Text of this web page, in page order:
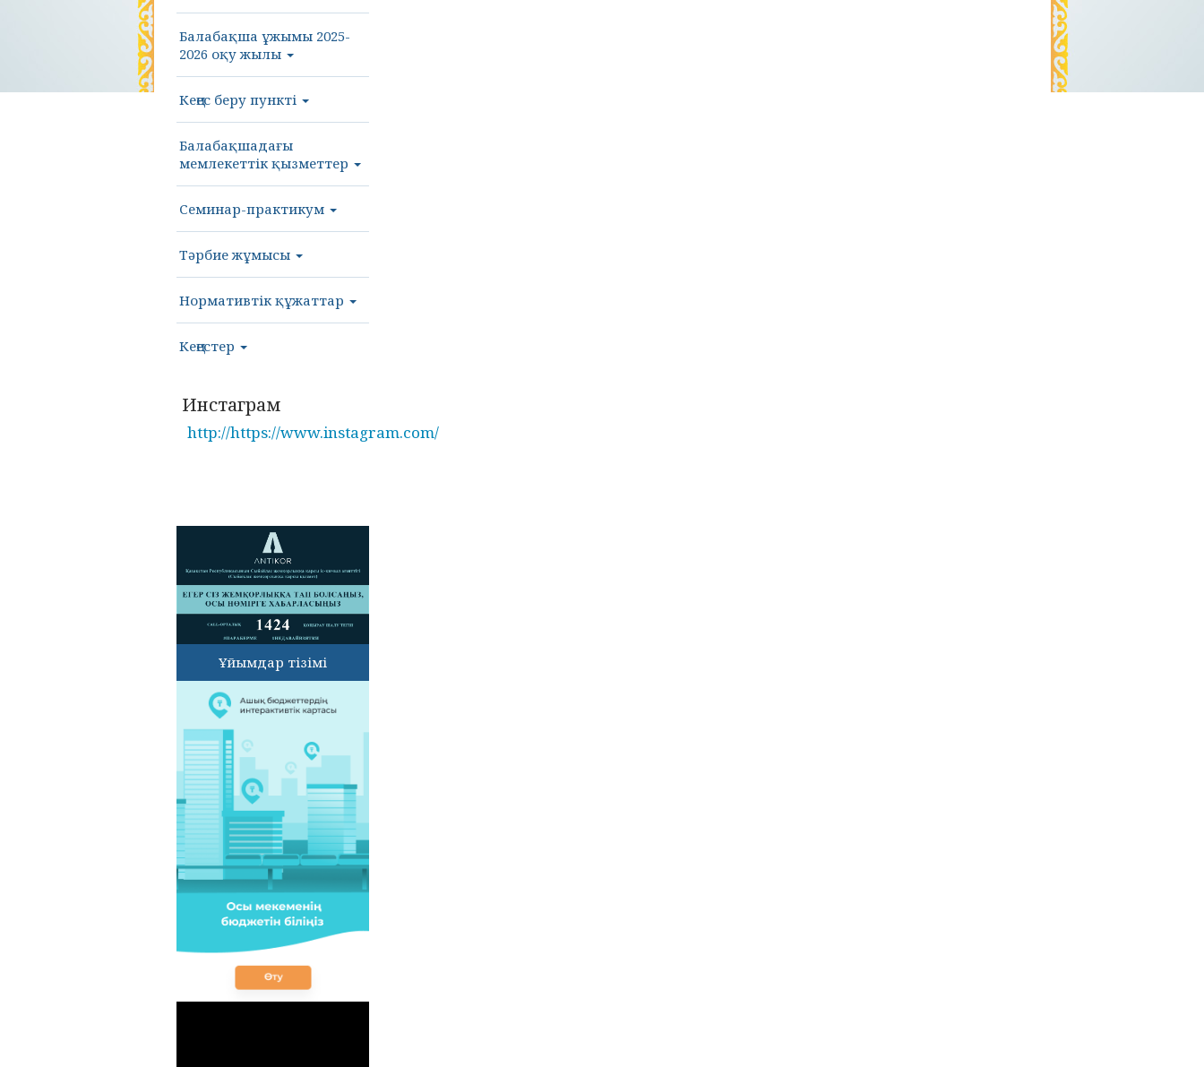
Балабақша ұжымы 2025-
2026 оқу жылы
Кеңес беру пункті
Балабақшадағы
мемлекеттік қызметтер
Семинар-практикум
Тәрбие жұмысы
Нормативтік құжаттар
Кеңестер
Инстаграм
http://https://www.instagram.com/
Ұйымдар тізімі